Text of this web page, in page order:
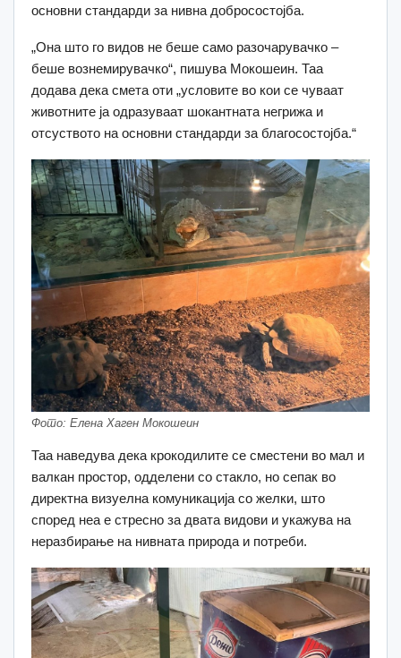
основни стандарди за нивна добросостојба.
„Она што го видов не беше само разочарувачко –
беше вознемирувачко“, пишува Мокошеин. Таа
додава дека смета оти „условите во кои се чуваат
животните ја одразуваат шокантната негрижа и
отсуството на основни стандарди за благосостојба.“
Фото: Елена Хаген Мокошеин
Таа наведува дека крокодилите се сместени во мал и
валкан простор, одделени со стакло, но сепак во
директна визуелна комуникација со желки, што
според неа е стресно за двата видови и укажува на
неразбирање на нивната природа и потреби.